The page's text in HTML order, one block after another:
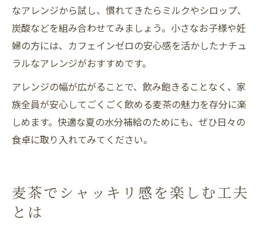
なアレンジから試し、慣れてきたらミルクやシロップ、
炭酸などを組み合わせてみましょう。小さなお子様や妊
婦の方には、カフェインゼロの安心感を活かしたナチュ
ラルなアレンジがおすすめです。
アレンジの幅が広がることで、飲み飽きることなく、家
族全員が安心してごくごく飲める麦茶の魅力を存分に楽
しめます。快適な夏の水分補給のためにも、ぜひ日々の
食卓に取り入れてみてください。
麦茶でシャッキリ感を楽しむ工夫
とは